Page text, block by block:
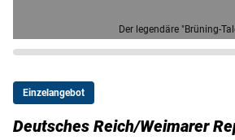
Der legendäre "Brüning-
Einzelangebot
Deutsches Reich/Weimarer